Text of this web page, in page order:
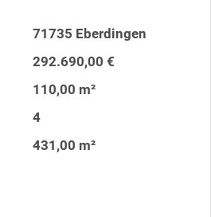
71735 Eberdingen
292.690,00 €
110,00 m²
4
431,00 m²